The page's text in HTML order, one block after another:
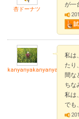
杏ドーナツ
が一
kanyanyakanyanya
私は
たり
間な
ちな
私は
でも